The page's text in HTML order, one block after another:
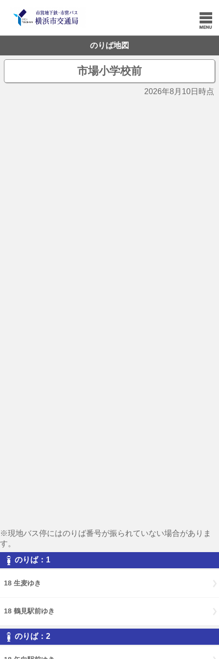
のりば地図
市場小学校前
2026年8月10日時点
※現地バス停にはのりば番号が振られていない場合がありま
す。
のりば：1
18 生麦ゆき
18 鶴見駅前ゆき
のりば：2